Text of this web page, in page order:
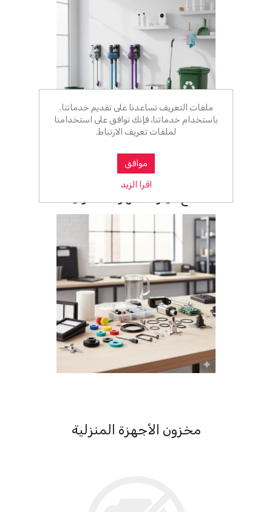
مخزون الأجهزة المنزلية
ملفات التعريف تساعدنا على تقديم خدماتنا.
باستخدام خدماتنا، فإنك توافق على استخدامنا
لملفات تعريف الارتباط.
موافق
اقرا الزيد